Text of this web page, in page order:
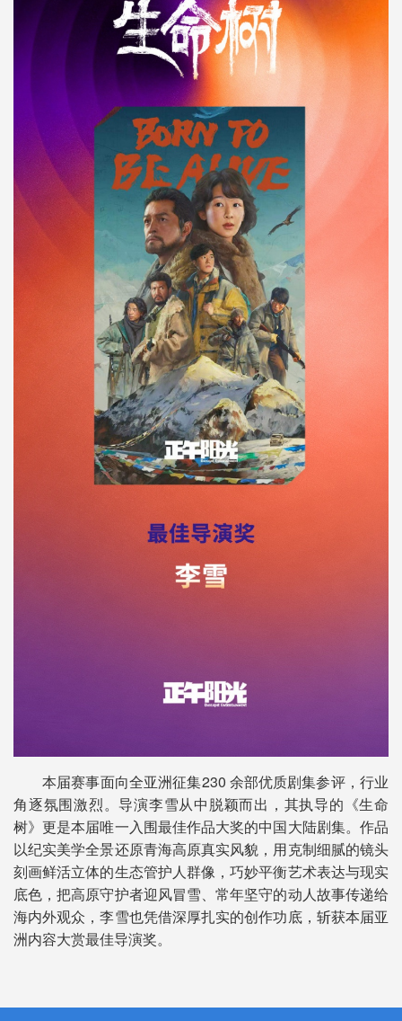
本届赛事面向全亚洲征集230 余部优质剧集参评，行业
角逐氛围激烈。导演李雪从中脱颖而出，其执导的《生命
树》更是本届唯一入围最佳作品大奖的中国大陆剧集。作品
以纪实美学全景还原青海高原真实风貌，用克制细腻的镜头
刻画鲜活立体的生态管护人群像，巧妙平衡艺术表达与现实
底色，把高原守护者迎风冒雪、常年坚守的动人故事传递给
海内外观众，李雪也凭借深厚扎实的创作功底，斩获本届亚
洲内容大赏最佳导演奖。